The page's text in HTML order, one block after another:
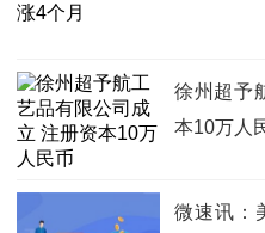
徐州超予
本10万人
微速讯：